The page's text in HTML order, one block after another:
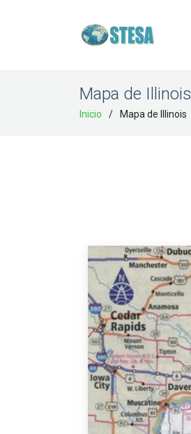
Mapa de Illinois
Inicio Mapa de Illinois